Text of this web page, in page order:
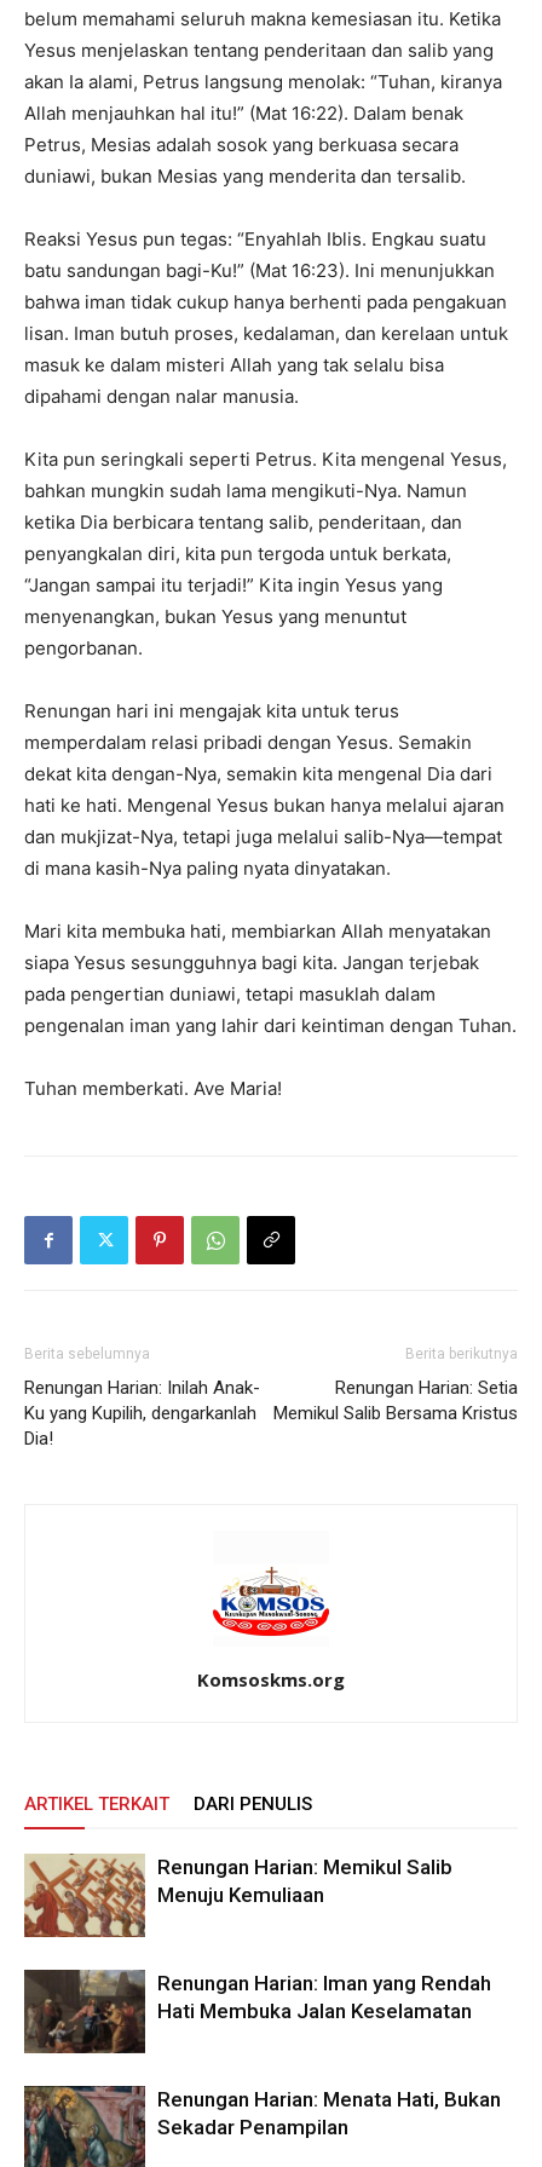
belum memahami seluruh makna kemesiasan itu. Ketika
Yesus menjelaskan tentang penderitaan dan salib yang
akan Ia alami, Petrus langsung menolak: “Tuhan, kiranya
Allah menjauhkan hal itu!” (Mat 16:22). Dalam benak
Petrus, Mesias adalah sosok yang berkuasa secara
duniawi, bukan Mesias yang menderita dan tersalib.
Reaksi Yesus pun tegas: “Enyahlah Iblis. Engkau suatu
batu sandungan bagi-Ku!” (Mat 16:23). Ini menunjukkan
bahwa iman tidak cukup hanya berhenti pada pengakuan
lisan. Iman butuh proses, kedalaman, dan kerelaan untuk
masuk ke dalam misteri Allah yang tak selalu bisa
dipahami dengan nalar manusia.
Kita pun seringkali seperti Petrus. Kita mengenal Yesus,
bahkan mungkin sudah lama mengikuti-Nya. Namun
ketika Dia berbicara tentang salib, penderitaan, dan
penyangkalan diri, kita pun tergoda untuk berkata,
“Jangan sampai itu terjadi!” Kita ingin Yesus yang
menyenangkan, bukan Yesus yang menuntut
pengorbanan.
Renungan hari ini mengajak kita untuk terus
memperdalam relasi pribadi dengan Yesus. Semakin
dekat kita dengan-Nya, semakin kita mengenal Dia dari
hati ke hati. Mengenal Yesus bukan hanya melalui ajaran
dan mukjizat-Nya, tetapi juga melalui salib-Nya—tempat
di mana kasih-Nya paling nyata dinyatakan.
Mari kita membuka hati, membiarkan Allah menyatakan
siapa Yesus sesungguhnya bagi kita. Jangan terjebak
pada pengertian duniawi, tetapi masuklah dalam
pengenalan iman yang lahir dari keintiman dengan Tuhan.
Tuhan memberkati. Ave Maria!
Berita sebelumnya
Renungan Harian: Inilah Anak-
Ku yang Kupilih, dengarkanlah
Dia!
Berita berikutnya
Renungan Harian: Setia
Memikul Salib Bersama Kristus
Komsoskms.org
ARTIKEL TERKAIT DARI PENULIS
Renungan Harian: Memikul Salib
Menuju Kemuliaan
Renungan Harian: Iman yang Rendah
Hati Membuka Jalan Keselamatan
Renungan Harian: Menata Hati, Bukan
Sekadar Penampilan